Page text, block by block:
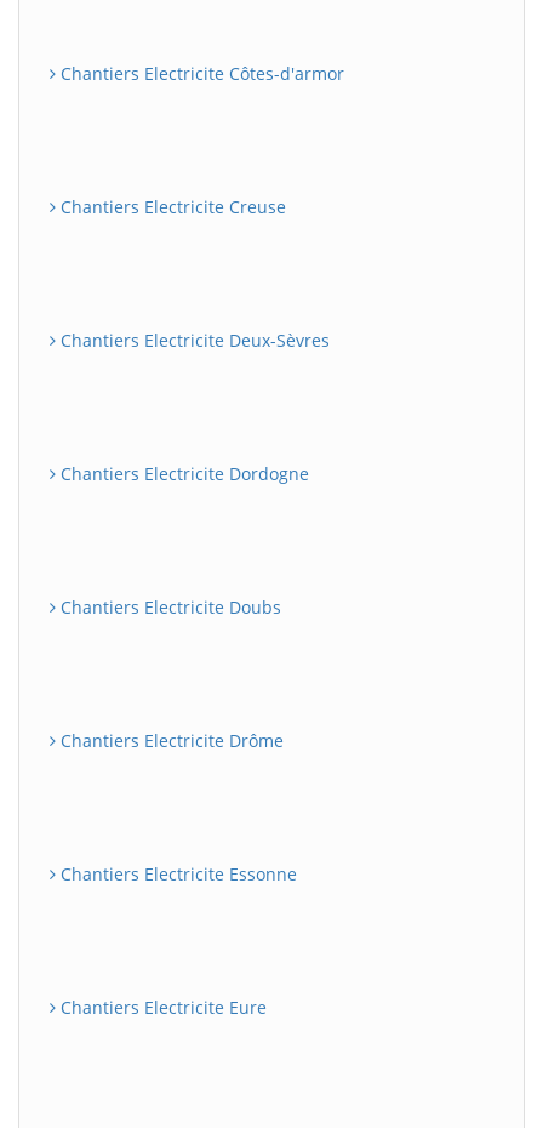
Chantiers Electricite Côtes-d'armor
Chantiers Electricite Creuse
Chantiers Electricite Deux-Sèvres
Chantiers Electricite Dordogne
Chantiers Electricite Doubs
Chantiers Electricite Drôme
Chantiers Electricite Essonne
Chantiers Electricite Eure